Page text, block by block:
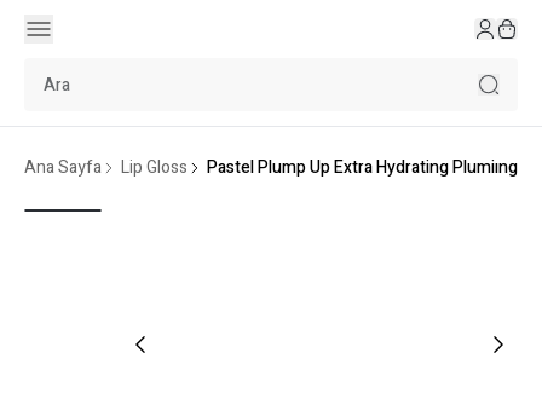
Ana Sayfa Lip Gloss Pastel Plump Up Extra Hydrating Plumiıng